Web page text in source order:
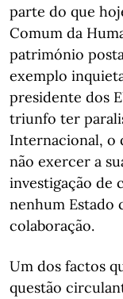
parte do que
Comum da
património
exemplo
presidente dos
triunfo ter
Internacional, o
não exercer a
investigação de
nenhum Estado
colaboração.
Um dos factos
questão